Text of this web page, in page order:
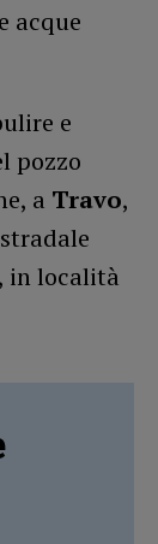
acque
e
pozzo
a Travo,
in località